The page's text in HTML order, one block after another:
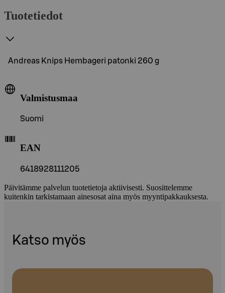
Tuotetiedot
Andreas Knips Hembageri patonki 260 g
Valmistusmaa
Suomi
EAN
6418928111205
Päivitämme palvelun tuotetietoja aktiivisesti. Suosittelemme
kuitenkin tarkistamaan ainesosat aina myös myyntipakkauksesta.
Katso myös